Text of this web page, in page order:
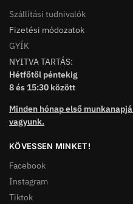
Szállítási tudnivalók
Fizetési módozatok
GYÍK
NYITVA TARTÁS:
Hétfőtől péntekig
8 és 15:30 között
Minden hónap első
vagyunk.
KÖVESSEN MINKET!
Facebook
Instagram
Tiktok